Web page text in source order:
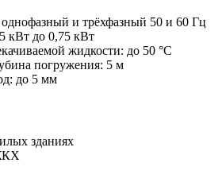
и трёхфазный 50 и 60 Гц
кВт до 0,75 кВт
жидкости: до 50 °C
погружения: 5 м
до 5 мм
зданиях